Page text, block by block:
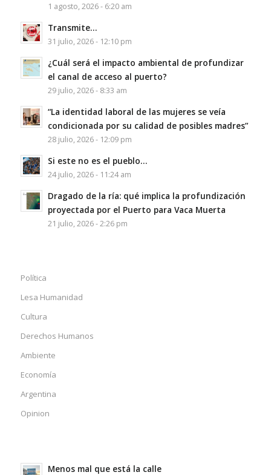
1 agosto, 2026 - 6:20 am
Transmite…
31 julio, 2026 - 12:10 pm
¿Cuál será el impacto ambiental de profundizar
el canal de acceso al puerto?
29 julio, 2026 - 8:33 am
“La identidad laboral de las mujeres se veía
condicionada por su calidad de posibles madres”
28 julio, 2026 - 12:09 pm
Si este no es el pueblo…
24 julio, 2026 - 11:24 am
Dragado de la ría: qué implica la profundización
proyectada por el Puerto para Vaca Muerta
21 julio, 2026 - 2:26 pm
Política
Lesa Humanidad
Cultura
Derechos Humanos
Ambiente
Economía
Argentina
Opinion
Menos mal que está la calle